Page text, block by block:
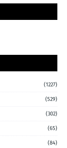
(1227)
(529)
(302)
(65)
(84)